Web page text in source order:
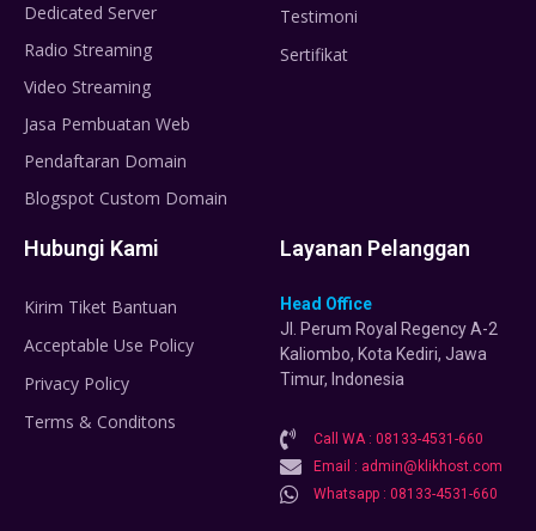
Dedicated Server
Radio Streaming
Video Streaming
Jasa Pembuatan Web
Pendaftaran Domain
Blogspot Custom Domain
Testimoni
Sertifikat
Hubungi Kami
Kirim Tiket Bantuan
Acceptable Use Policy
Privacy Policy
Terms & Conditons
Layanan Pelanggan
Head Office
Jl. Perum Royal Regency A-2
Kaliombo, Kota Kediri, Jawa
Timur, Indonesia
Call WA : 08133-4531-660
Email : admin@klikhost.com
Whatsapp : 08133-4531-660